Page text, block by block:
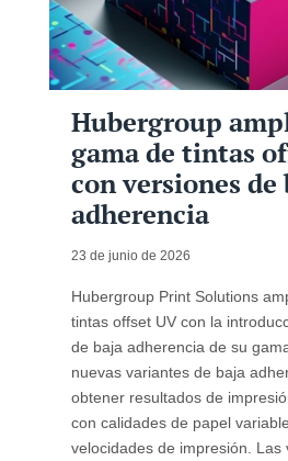
Hubergroup
gama de tintas
con versiones de
adherencia
23 de junio de 2026
Hubergroup Print Solutions
tintas offset UV con la
de baja adherencia de su
nuevas variantes de baja
obtener resultados de
con calidades de papel
velocidades de impresión. Las